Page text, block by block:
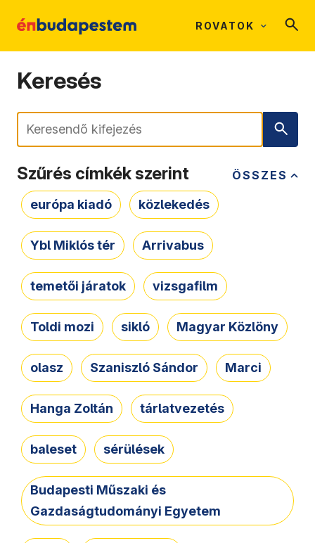
ROVATOK
Keresés
Keresés
ÖSSZES
Szűrés címkék szerint
európa kiadó közlekedés
Ybl Miklós tér Arrivabus
temetői járatok vizsgafilm
Toldi mozi sikló Magyar Közlöny
olasz Szaniszló Sándor Marci
Hanga Zoltán tárlatvezetés
baleset sérülések
Budapesti Műszaki és
Gazdaságtudományi Egyetem